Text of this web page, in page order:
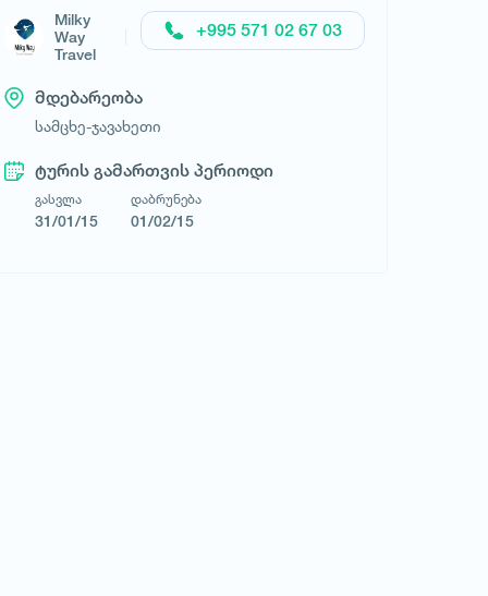
Milky
Way
Travel
+995 571 02 67 03
მდებარეობა
სამცხე-ჯავახეთი
ტურის გამართვის პერიოდი
გასვლა
31/01/15
დაბრუნება
01/02/15